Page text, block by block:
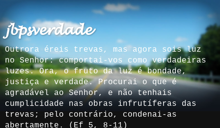
𝓳𝓫𝓹𝓼𝓿𝓮𝓻𝓭𝓪𝓭𝓮
Outrora éreis trevas, mas agora sois luz
no Senhor: comportai-vos como verdadeiras
luzes. Ora, o fruto da luz é bondade,
justiça e verdade. Procurai o que é
agradável ao Senhor, e não tenhais
cumplicidade nas obras infrutíferas das
trevas; pelo contrário, condenai-as
abertamente. (Ef 5, 8-11)